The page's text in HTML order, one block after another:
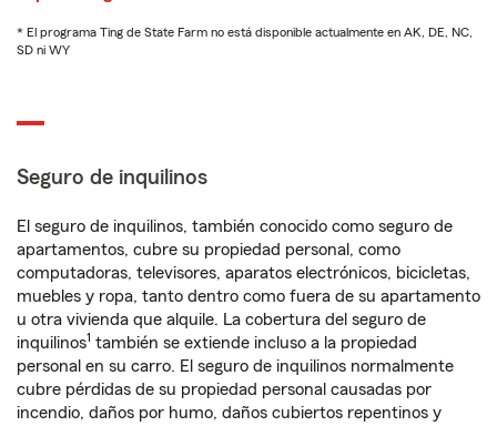
* El programa Ting de State Farm no está disponible actualmente en AK, DE, NC,
SD ni WY
Seguro de inquilinos
El seguro de inquilinos, también conocido como seguro de
apartamentos, cubre su propiedad personal, como
computadoras, televisores, aparatos electrónicos, bicicletas,
muebles y ropa, tanto dentro como fuera de su apartamento
u otra vivienda que alquile. La cobertura del seguro de
inquilinos1 también se extiende incluso a la propiedad
personal en su carro. El seguro de inquilinos normalmente
cubre pérdidas de su propiedad personal causadas por
incendio, daños por humo, daños cubiertos repentinos y